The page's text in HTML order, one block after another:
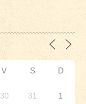
V S D
30 31 1